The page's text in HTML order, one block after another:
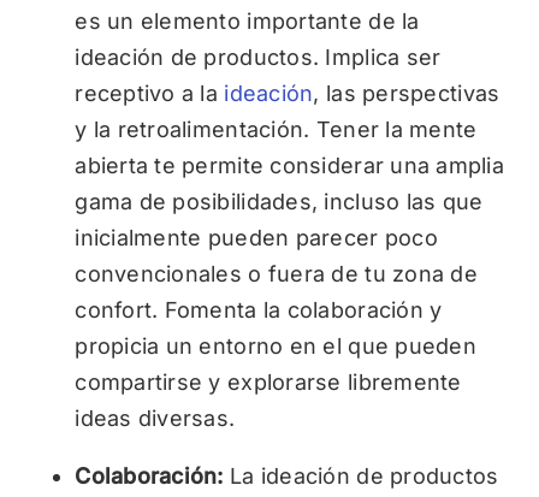
es un elemento importante de la
ideación de productos. Implica ser
receptivo a la ideación, las perspectivas
y la retroalimentación. Tener la mente
abierta te permite considerar una amplia
gama de posibilidades, incluso las que
inicialmente pueden parecer poco
convencionales o fuera de tu zona de
confort. Fomenta la colaboración y
propicia un entorno en el que pueden
compartirse y explorarse libremente
ideas diversas.
Colaboración: La ideación de productos